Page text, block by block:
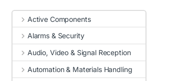
Active Components
Alarms & Security
Audio, Video & Signal Reception
Automation & Materials Handling